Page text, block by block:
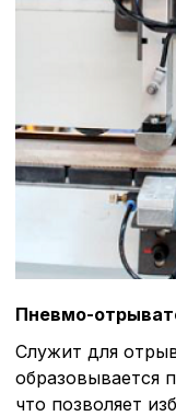
Пневмо-
Служит для
образовывается
что позволяет